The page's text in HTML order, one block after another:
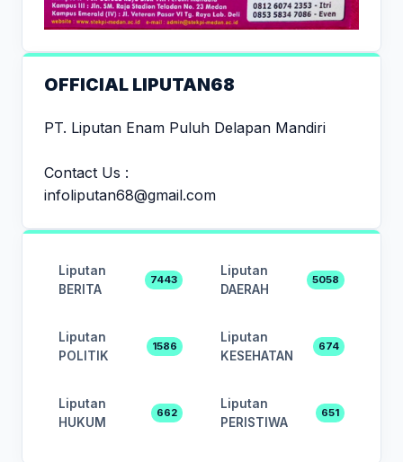
OFFICIAL LIPUTAN68
PT. Liputan Enam Puluh Delapan Mandiri
Contact Us :
infoliputan68@gmail.com
Liputan
BERITA
7443
Liputan
DAERAH
5058
Liputan
POLITIK
1586
Liputan
KESEHATAN
674
Liputan
HUKUM
662
Liputan
PERISTIWA
651